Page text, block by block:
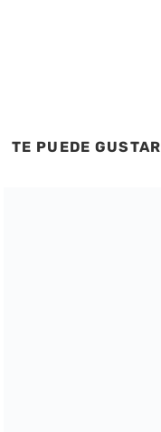
TE PUEDE GUSTAR